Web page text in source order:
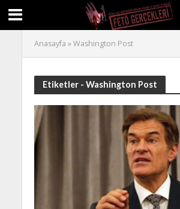
Anasayfa »Washington Post
Etiketler - Washington Post